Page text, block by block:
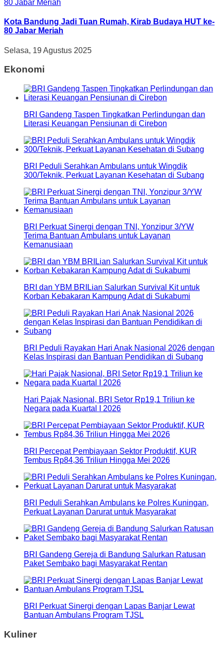
Kota Bandung Jadi Tuan Rumah, Kirab Budaya HUT ke-
80 Jabar Meriah
Selasa, 19 Agustus 2025
Ekonomi
BRI Gandeng Taspen Tingkatkan Perlindungan dan
Literasi Keuangan Pensiunan di Cirebon
BRI Peduli Serahkan Ambulans untuk Wingdik
300/Teknik, Perkuat Layanan Kesehatan di Subang
BRI Perkuat Sinergi dengan TNI, Yonzipur 3/YW
Terima Bantuan Ambulans untuk Layanan
Kemanusiaan
BRI dan YBM BRILian Salurkan Survival Kit untuk
Korban Kebakaran Kampung Adat di Sukabumi
BRI Peduli Rayakan Hari Anak Nasional 2026 dengan
Kelas Inspirasi dan Bantuan Pendidikan di Subang
Hari Pajak Nasional, BRI Setor Rp19,1 Triliun ke
Negara pada Kuartal I 2026
BRI Percepat Pembiayaan Sektor Produktif, KUR
Tembus Rp84,36 Triliun Hingga Mei 2026
BRI Peduli Serahkan Ambulans ke Polres Kuningan,
Perkuat Layanan Darurat untuk Masyarakat
BRI Gandeng Gereja di Bandung Salurkan Ratusan
Paket Sembako bagi Masyarakat Rentan
BRI Perkuat Sinergi dengan Lapas Banjar Lewat
Bantuan Ambulans Program TJSL
Kuliner